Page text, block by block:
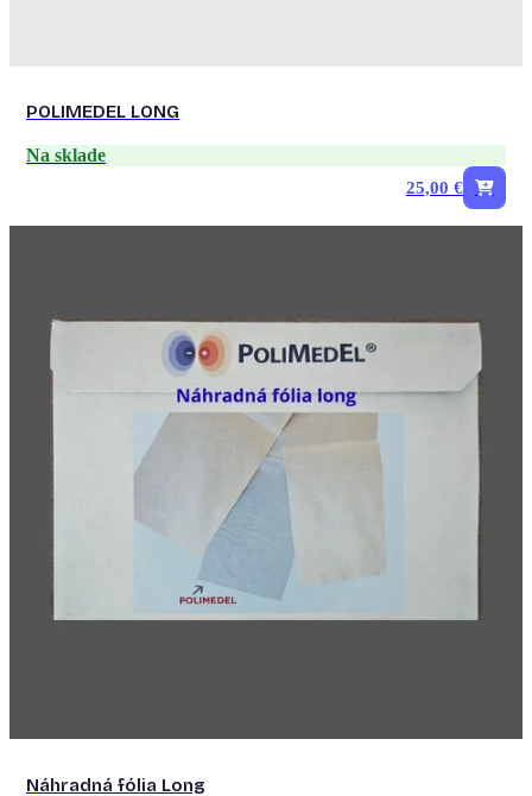
POLIMEDEL LONG
Na sklade
25,00 €
Náhradná fólia Long